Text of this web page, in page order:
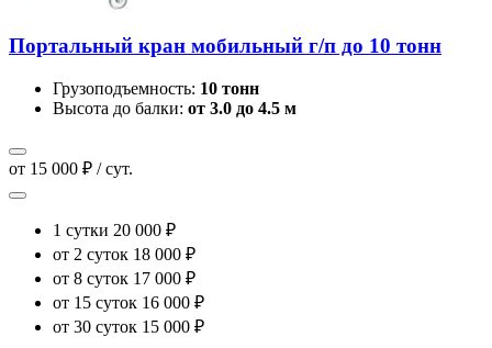
Портальный кран мобильный г/п до 10 тонн
Грузоподъемность: 10 тонн
Высота до балки: от 3.0 до 4.5 м
от 15 000 ₽ / сут.
1 сутки 20 000 ₽
от 2 суток 18 000 ₽
от 8 суток 17 000 ₽
от 15 суток 16 000 ₽
от 30 суток 15 000 ₽